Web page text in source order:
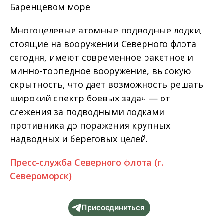
Баренцевом море.
Многоцелевые атомные подводные лодки,
стоящие на вооружении Северного флота
сегодня, имеют современное ракетное и
минно-торпедное вооружение, высокую
скрытность, что дает возможность решать
широкий спектр боевых задач — от
слежения за подводными лодками
противника до поражения крупных
надводных и береговых целей.
Пресс-служба Северного флота (г.
Североморск)
Присоединиться